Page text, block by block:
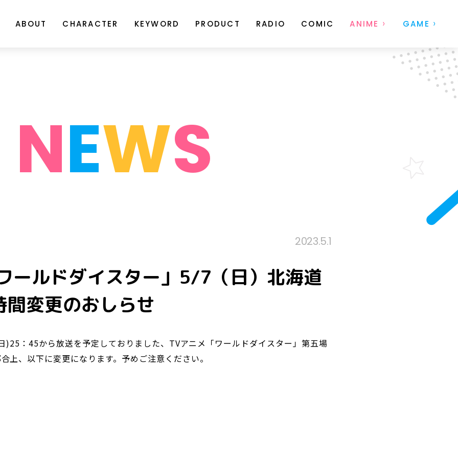
ABOUT CHARACTER KEYWORD PRODUCT RADIO COMIC ANIME GAME
NEWS
2023.5.1
ールドダイスター」5/7（日）北海道
変更のおしらせ
)25：45から放送を予定しておりました、TVアニメ「ワールドダイスター」第五場
上、以下に変更になります。予めご注意ください。